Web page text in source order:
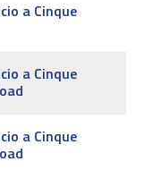
a Cinque
a Cinque
a Cinque